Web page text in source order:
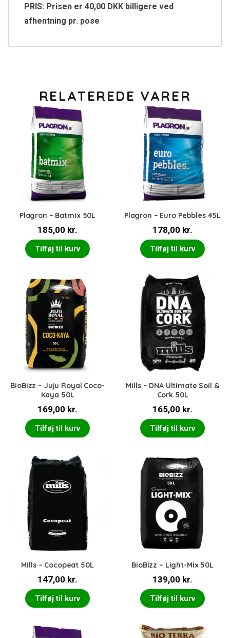
PRIS: Prisen er 40,00 DKK billigere ved
afhentning pr. pose
RELATEREDE VARER
Plagron – Batmix 50L
185,00 kr.
Tilføj til kurv
Plagron – Euro Pebbles 45L
178,00 kr.
Tilføj til kurv
BioBizz – Juju Royal Coco-
Kaya 50L
169,00 kr.
Tilføj til kurv
Mills – DNA Ultimate Soil &
Cork 50L
165,00 kr.
Tilføj til kurv
Mills – Cocopeat 50L
147,00 kr.
Tilføj til kurv
BioBizz – Light-Mix 50L
139,00 kr.
Tilføj til kurv